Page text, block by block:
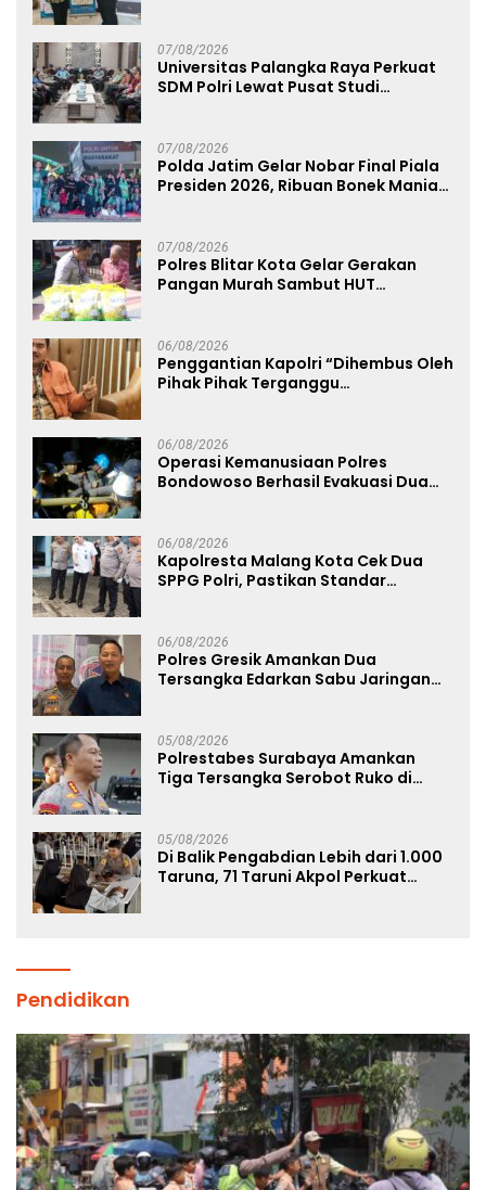
07/08/2026
Universitas Palangka Raya Perkuat
SDM Polri Lewat Pusat Studi
07/08/2026
Polda Jatim Gelar Nobar Final Piala
Presiden 2026, Ribuan Bonek Mania
07/08/2026
Polres Blitar Kota Gelar Gerakan
Pangan Murah Sambut HUT
06/08/2026
Penggantian Kapolri “Dihembus Oleh
Pihak Pihak Terganggu
06/08/2026
Operasi Kemanusiaan Polres
Bondowoso Berhasil Evakuasi Dua
06/08/2026
Kapolresta Malang Kota Cek Dua
SPPG Polri, Pastikan Standar
06/08/2026
Polres Gresik Amankan Dua
Tersangka Edarkan Sabu Jaringan
05/08/2026
Polrestabes Surabaya Amankan
Tiga Tersangka Serobot Ruko di
05/08/2026
Di Balik Pengabdian Lebih dari 1.000
Taruna, 71 Taruni Akpol Perkuat
Pendidikan